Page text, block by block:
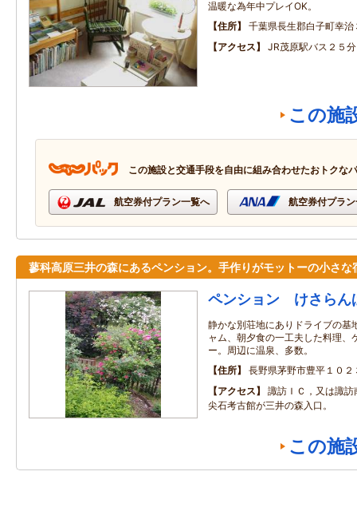
温暖な為年中プレイOK。
住所
千葉県長生郡白子町幸治
アクセス
JR茂原駅バス２５
この施
この施設と交通手段を自由に組み合わせたおトクな
航空券付プラン一覧へ 航空券付プラ
蓼科高原三井の森にあるペンション。手作りがモットーの小さな
ペンション けさらん
静かな別荘地にありドライブの基
ャム、朝夕食の一工夫した料理、
ー。周辺に温泉、多数。
住所
長野県茅野市豊平１０２
アクセス
諏訪ＩＣ，又は諏
尖石考古館が三井の森入口。
この施